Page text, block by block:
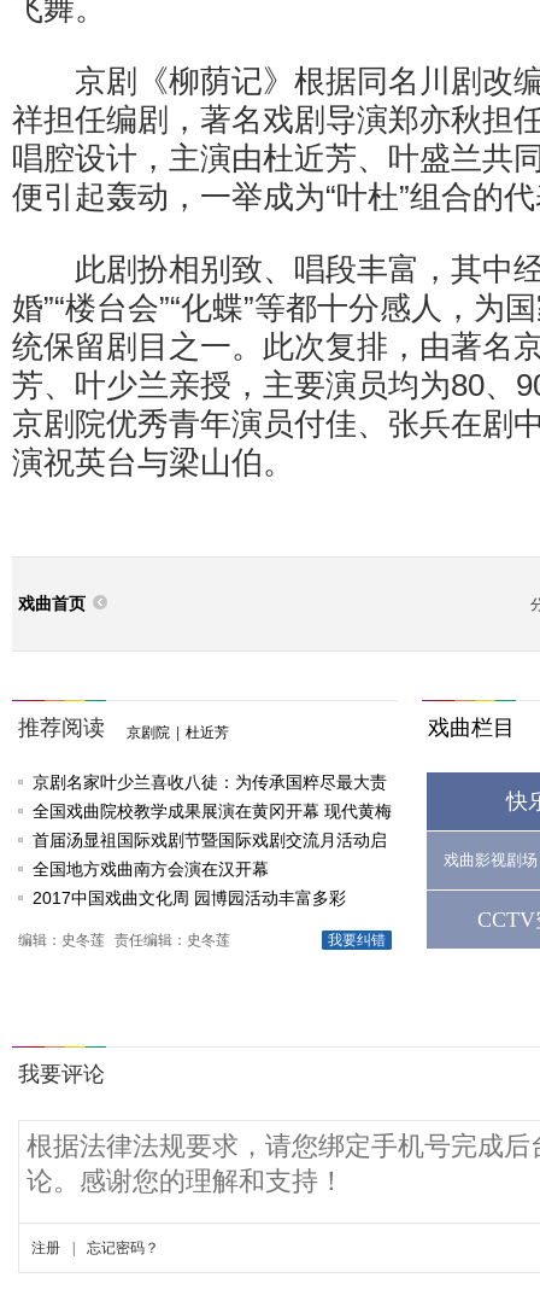
飞舞。
京剧《柳荫记》根据同名川剧改
祥担任编剧，著名戏剧导演郑亦秋担
唱腔设计，主演由杜近芳、叶盛兰共
便引起轰动，一举成为“叶杜”组合的
此剧扮相别致、唱段丰富，其中经
婚”“楼台会”“化蝶”等都十分感人，为
统保留剧目之一。此次复排，由著名
芳、叶少兰亲授，主要演员均为80、
京剧院优秀青年演员付佳、张兵在剧
演祝英台与梁山伯。
戏曲首页
推荐阅读 京剧院 杜近芳
京剧名家叶少兰喜收八徒：为传承国粹尽最大责
任
全国戏曲院校教学成果展演在黄冈开幕 现代黄梅
戏《槐花谣》倾情..
首届汤显祖国际戏剧节暨国际戏剧交流月活动启
动
全国地方戏曲南方会演在汉开幕
2017中国戏曲文化周 园博园活动丰富多彩
我要纠错
编辑：史冬莲 责任编辑：史冬莲
戏曲栏目
快
戏曲影视剧场